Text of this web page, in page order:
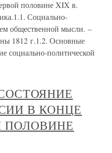
половине XIX в.
Социально-
общественной мысли. –
1812 г.1.2. Основные
социально-политической
В КОНЦЕ
ПОЛОВИНЕ